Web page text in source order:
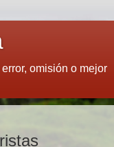
omisión o mejor